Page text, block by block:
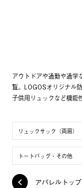
アウトドアや通勤や通学
覧。LOGOSオリジナル
子供用リュックなど機能
リュックサック（両肩）
トートバッグ・その他
アパレルトッ